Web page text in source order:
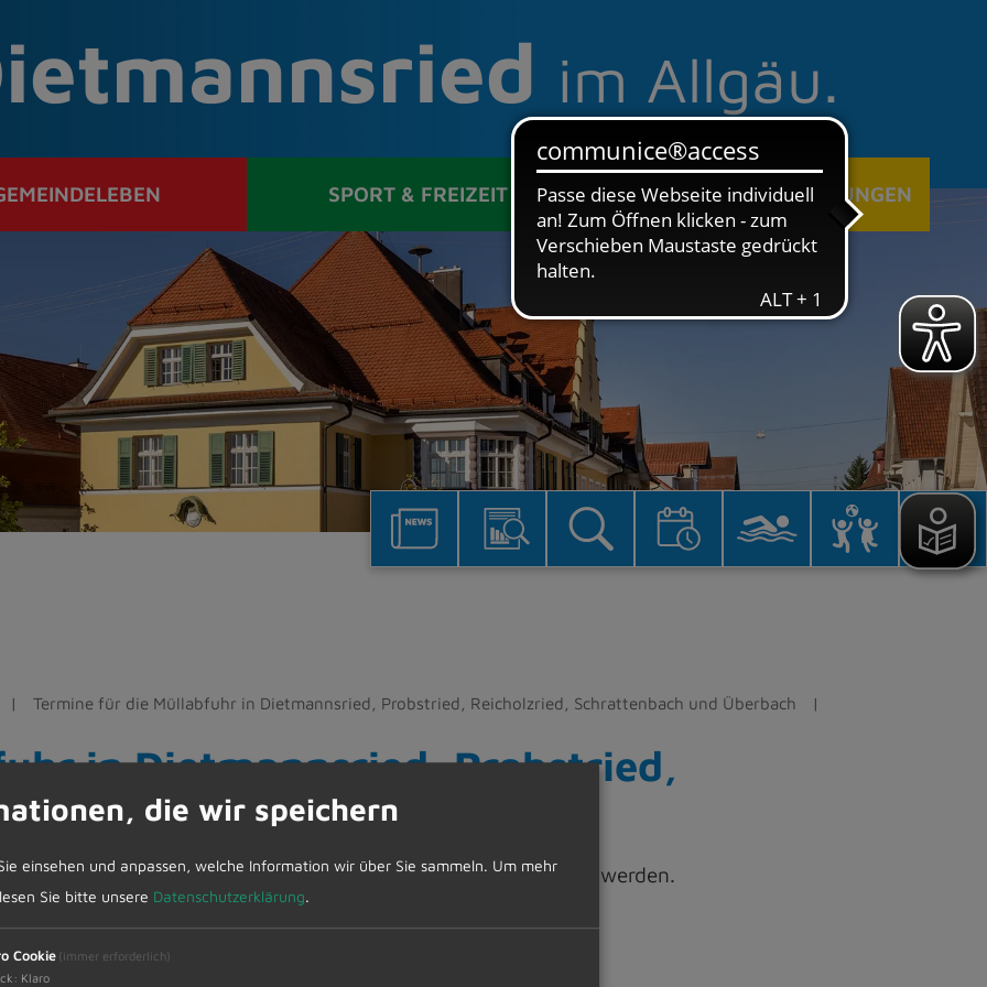
im Allgäu.
SPORT & FREIZEIT ÖFFENTLICHE EINRICHTUNGEN
Termine für die Müllabfuhr in Dietmannsried, Probstried, Reicholzried, Schrattenbach und Überbach
in Dietmannsried, Probstried,
und Überbach
kempten.de Aktuelles, Termine, Abfuhrpläne abgerufen werden.
die wir speichern
einsehen und anpassen, welche Information wir über Sie sammeln. Um mehr
Sie bitte unsere Datenschutzerklärung.
Cookie (immer erforderlich)
: Klaro